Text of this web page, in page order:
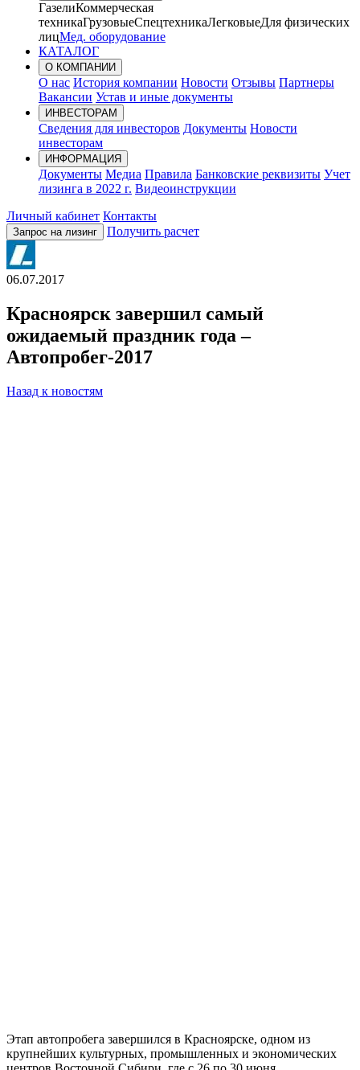
ГазелиКоммерческая
техникаГрузовыеСпецтехникаЛегковыеДля физических
лицМед. оборудование
КАТАЛОГ
О КОМПАНИИ
О нас История компании Новости Отзывы Партнеры
Вакансии Устав и иные документы
ИНВЕСТОРАМ
Сведения для инвесторов Документы Новости
инвесторам
ИНФОРМАЦИЯ
Документы Медиа Правила Банковские реквизиты Учет
лизинга в 2022 г. Видеоинструкции
Личный кабинет Контакты
Запрос на лизинг Получить расчет
06.07.2017
Красноярск завершил самый
ожидаемый праздник года –
Автопробег-2017
Назад к новостям
Этап автопробега завершился в Красноярске, одном из
крупнейших культурных, промышленных и экономических